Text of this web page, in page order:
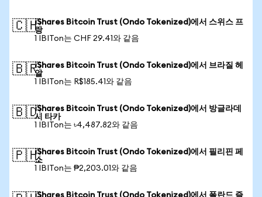
🇨🇭iShares Bitcoin Trust (Ondo Tokenized)에서 스위스 프
랑
1 IBITon는 CHF 29.41와 같음
🇧🇷iShares Bitcoin Trust (Ondo Tokenized)에서 브라질 헤
알
1 IBITon는 R$185.41와 같음
🇧🇩iShares Bitcoin Trust (Ondo Tokenized)에서 방글라데
시 타카
1 IBITon는 ৳4,487.82와 같음
🇵🇭iShares Bitcoin Trust (Ondo Tokenized)에서 필리핀 페
소
1 IBITon는 ₱2,203.01와 같음
iShares Bitcoin Trust (Ondo Tokenized)에서 폴란드 즐